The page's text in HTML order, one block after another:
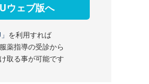
ウェブ版へ
を利用すれば
薬指導の受診から
取る事が可能です